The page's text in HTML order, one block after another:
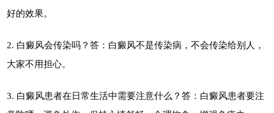
好的效果。
2. 白癜风会传染吗？答：白癜风不是传染病，不会传染给别人，
大家不用担心。
3. 白癜风患者在日常生活中需要注意什么？答：白癜风患者要注